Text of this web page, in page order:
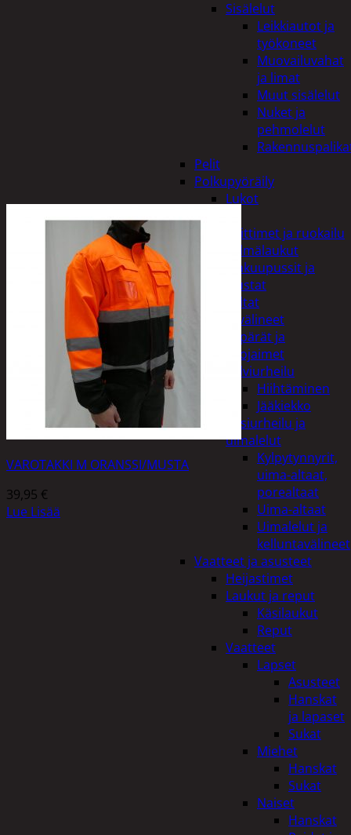
Sisälelut
Leikkiautot ja
työkoneet
Muovailuvahat
ja limat
Muut sisälelut
Nuket ja
pehmolelut
Pelit
Polkupyöräily
Lukot
Retkeily
Keittimet ja ruokailu
Kylmälaukut
Makuupussit ja
alustat
Teltat
Urheiluvälineet
Kypärät ja
suojaimet
Talviurheilu
Hiihtäminen
Jääkiekko
Vesiurheilu ja
uimalelut
Kylpytynnyrit,
uima-altaat,
porealtaat
Uima-altaat
Uimalelut ja
kelluntavälineet
Vaatteet ja asusteet
Heijastimet
Laukut ja reput
Käsilaukut
Reput
Vaatteet
Lapset
Asusteet
Hanskat
ja lapaset
Sukat
Miehet
Hanskat
Sukat
Naiset
Hanskat
VAROTAKKI M ORANSSI/MUSTA
39,95 €
Lue Lisää